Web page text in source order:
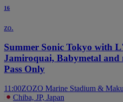
16
zo.
Summer Sonic Tokyo with
Jamiroquai, Babymetal and
Pass Only
11:00ZOZO Marine Stadium &
Chiba, JP, Japan